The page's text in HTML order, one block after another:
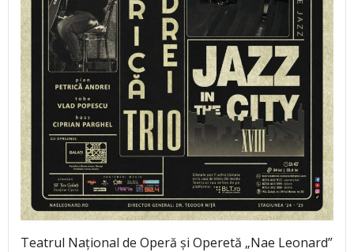
Teatrul Național de Operă și Operetă „Nae Leonard”